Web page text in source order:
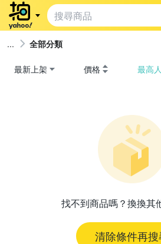
全部分類
最新上架 價格 最高
找不到商品嗎？換換其
清除條件再